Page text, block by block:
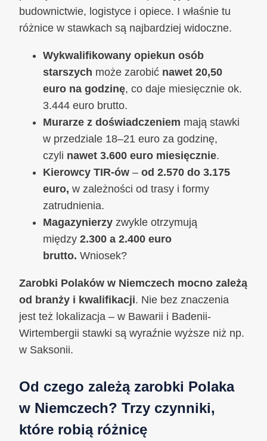
budownictwie, logistyce i opiece. I właśnie tu
różnice w stawkach są najbardziej widoczne.
Wykwalifikowany opiekun osób
starszych może zarobić nawet 20,50
euro na godzinę, co daje miesięcznie ok.
3.444 euro brutto.
Murarze z doświadczeniem mają stawki
w przedziale 18–21 euro za godzinę,
czyli nawet 3.600 euro miesięcznie.
Kierowcy TIR-ów – od 2.570 do 3.175
euro, w zależności od trasy i formy
zatrudnienia.
Magazynierzy zwykle otrzymują
między 2.300 a 2.400 euro
brutto. Wniosek?
Zarobki Polaków w Niemczech mocno zależą
od branży i kwalifikacji. Nie bez znaczenia
jest też lokalizacja – w Bawarii i Badenii-
Wirtembergii stawki są wyraźnie wyższe niż np.
w Saksonii.
Od czego zależą zarobki Polaka
w Niemczech? Trzy czynniki,
które robią różnicę